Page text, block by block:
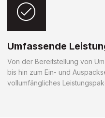
Umfassende
Von der Bereitstellung von
bis hin zum Ein- und
vollumfängliches